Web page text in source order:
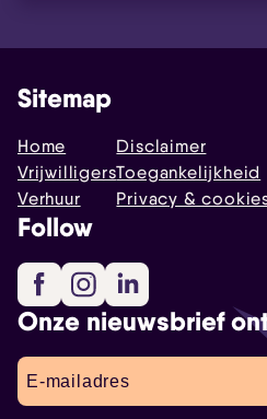
Sitemap
Home
Vrijwilligers
Verhuur
Disclaimer
Toegankelijkheid
Privacy &
Follow
FacebookInstagram
Onze nieuwsbrief